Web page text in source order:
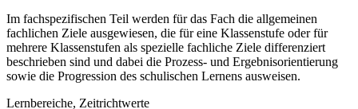
Im fachspezifischen Teil werden für das Fach die allgemeinen
fachlichen Ziele ausgewiesen, die für eine Klassenstufe oder für
mehrere Klassenstufen als spezielle fachliche Ziele differenziert
beschrieben sind und dabei die Prozess- und Ergebnisorientierung
sowie die Progression des schulischen Lernens ausweisen.
Lernbereiche, Zeitrichtwerte